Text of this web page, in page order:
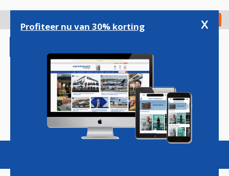
gaan
Check in
Magazine Podcasts Vacatures
Profiteer nu van 30% korting x